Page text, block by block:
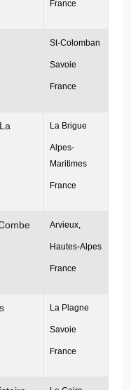
France
St-Colomban
Savoie
France
La Brigue
Alpes-
Maritimes
France
Arvieux,
Hautes-Alpes
France
La Plagne
Savoie
France